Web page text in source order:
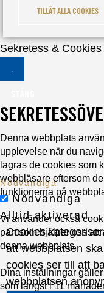
TILLÅT ALLA COOKIES
Sekretess &
Denna webbplats
upplevelse när du
lagras de cookies som
webbläsare eftersom
funktionerna på
Vi använder också
part som hjälper oss
denna webbplats.
Dina inställningar
som längst i 11
Nödvändiga
Nödvändiga
Alltid aktiverad
Cookies
att webbplatsen
cookies ser till att
webbplatsen